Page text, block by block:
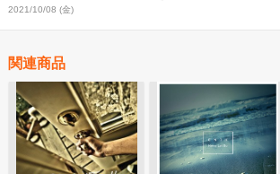
2021/10/08 (金)
関連商品